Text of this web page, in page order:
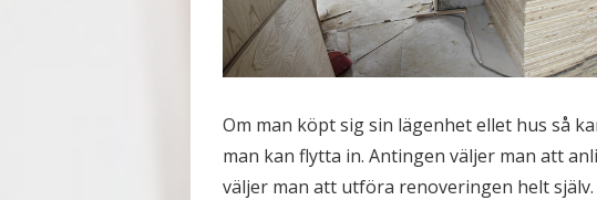
Om man köpt sig sin lägenhet ellet hus så
man kan flytta in. Antingen väljer man att
väljer man att utföra renoveringen helt